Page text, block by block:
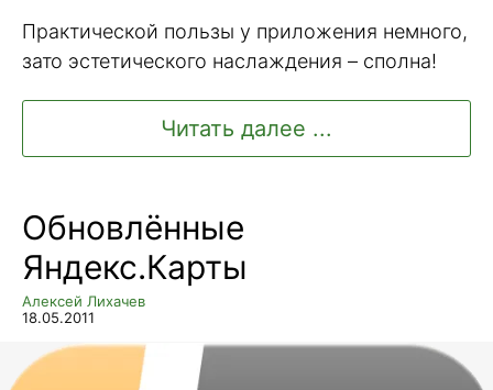
Практической пользы у приложения немного,
зато эстетического наслаждения – сполна!
Читать далее ...
Обновлённые
Яндекс.Карты
Алексей Лихачев
18.05.2011